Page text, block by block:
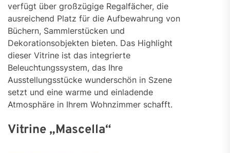
verfügt über großzügige Regalfächer, die
ausreichend Platz für die Aufbewahrung von
Büchern, Sammlerstücken und
Dekorationsobjekten bieten. Das Highlight
dieser Vitrine ist das integrierte
Beleuchtungssystem, das Ihre
Ausstellungsstücke wunderschön in Szene
setzt und eine warme und einladende
Atmosphäre in Ihrem Wohnzimmer schafft.
Vitrine „Mascella“